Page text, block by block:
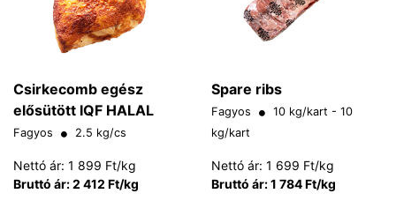
Csirkecomb egész
elősütött IQF HALAL
Fagyos 2.5 kg/cs
Nettó ár: 1 899 Ft/kg
Bruttó ár: 2 412 Ft/kg
Spare ribs
Fagyos
10 kg/kart - 10
kg/kart
Nettó ár: 1 699 Ft/kg
Bruttó ár: 1 784 Ft/kg